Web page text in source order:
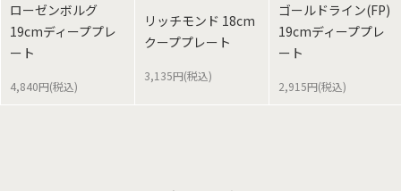
ローゼンボルグ
19cmディーププレ
ート
4,840円(税込)
リッチモンド 18cm
クーププレート
3,135円(税込)
ゴールドライン(FP)
19cmディーププレ
ート
2,915円(税込)